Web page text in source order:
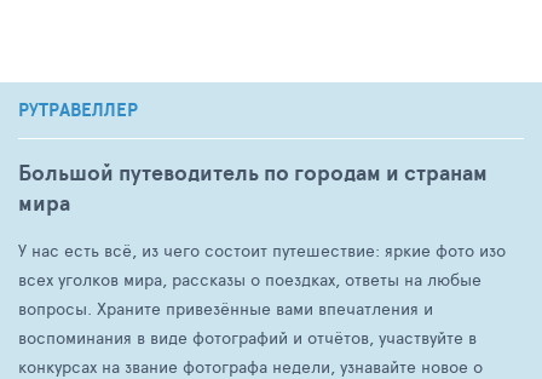
РУТРАВЕЛЛЕР
Большой путеводитель по городам и странам
мира
У нас есть всё, из чего состоит путешествие: яркие фото изо
всех уголков мира, рассказы о поездках, ответы на любые
вопросы. Храните привезённые вами впечатления и
воспоминания в виде фотографий и отчётов, участвуйте в
конкурсах на звание фотографа недели, узнавайте новое о